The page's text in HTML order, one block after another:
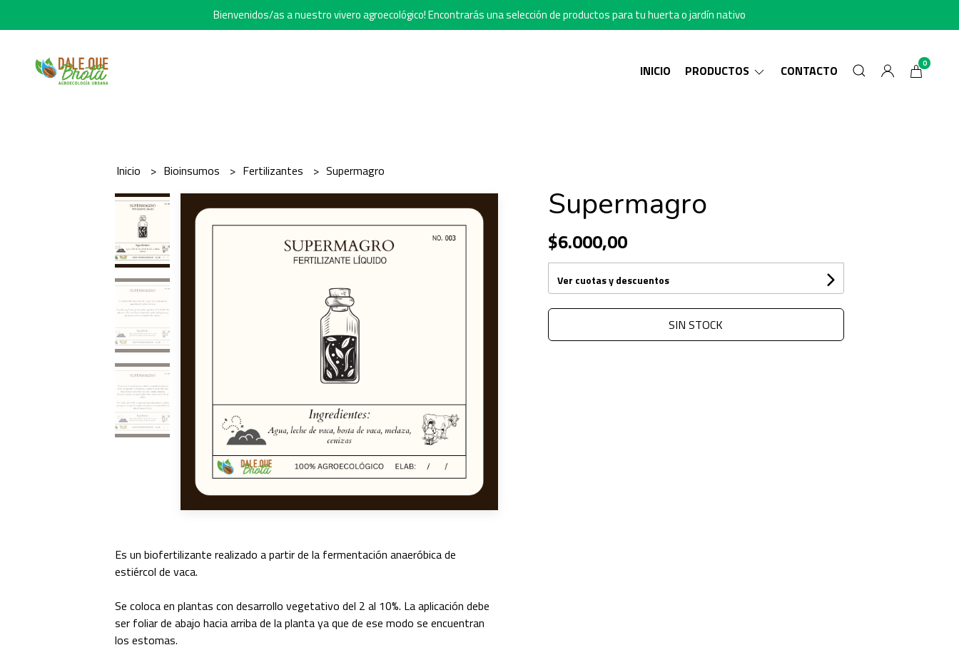
Bienvenidos/as a nuestro vivero agroecológico! Encontrarás una selección de productos para tu huerta o jardín nativo
INICIO PRODUCTOS CONTACTO 0
Inicio Bioinsumos Fertilizantes Supermagro
Es un biofertilizante realizado a partir de la fermentación anaeróbica de
estiércol de vaca.
Se coloca en plantas con desarrollo vegetativo del 2 al 10%. La aplicación debe
ser foliar de abajo hacia arriba de la planta ya que de ese modo se encuentran
los estomas.
Supermagro
$6.000,00
Ver cuotas y descuentos
SIN STOCK